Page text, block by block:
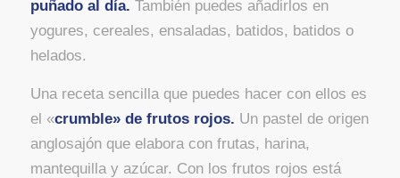
puñado al día. También puedes añadirlos en
yogures, cereales, ensaladas, batidos, batidos o
helados.
Una receta sencilla que puedes hacer con ellos es
el «crumble» de frutos rojos. Un pastel de origen
anglosajón que elabora con frutas, harina,
mantequilla y azúcar. Con los frutos rojos está